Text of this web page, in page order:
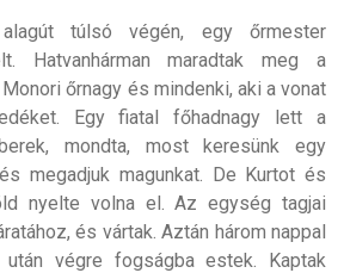
túlsó végén, egy őrmester
Hatvanhárman maradtak meg a
őrnagy és mindenki, aki a vonat
Egy fiatal főhadnagy lett a
mondta, most keresünk egy
megadjuk magunkat. De Kurtot és
nyelte volna el. Az egység tagjai
és vártak. Aztán három nappal
után végre fogságba estek. Kaptak